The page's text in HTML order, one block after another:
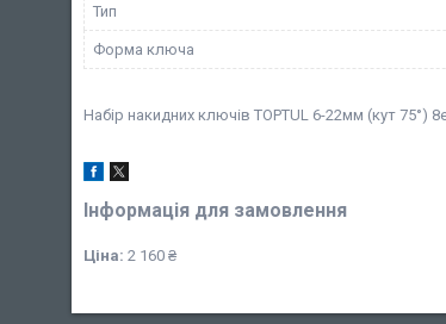
Тип
Форма ключа
Набір накидних ключів TOPTUL 6-22мм (кут 75°)
Інформація для замовлення
Ціна: 2 160 ₴